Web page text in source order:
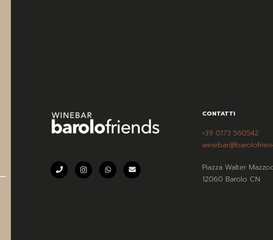
CONTATTI
+39 0173 560542
Piazza Walter
12060 Barolo CN